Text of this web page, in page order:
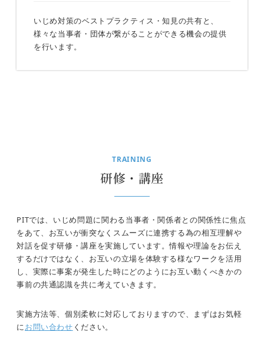
いじめ対策のベストプラクティス・知見の共有と、
様々な当事者・団体が繋がることができる機会の提供
を行います。
TRAINING
研修・講座
PITでは、いじめ問題に関わる当事者・関係者との関係性に焦点
をあて、お互いが衝突なくスムーズに連携する為の相互理解や
対話を促す研修・講座を実施しています。情報や理論をお伝え
するだけではなく、お互いの立場を体験する様なワークを活用
し、実際に事案が発生した時にどのようにお互い動くべきかの
事前の共通認識を共に考えていきます。
実施方法等、個別柔軟に対応しておりますので、まずはお気軽
にお問い合わせ ください。